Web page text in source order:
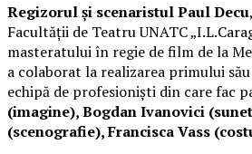
Regizorul și scenaristul Paul Decu
Facultății de Teatru UNATC
masteratului în regie de film de la
a colaborat la realizarea primului
echipă de profesioniști din care fac
(imagine), Bogdan Ivanovici
(scenografie), Francisca Vass